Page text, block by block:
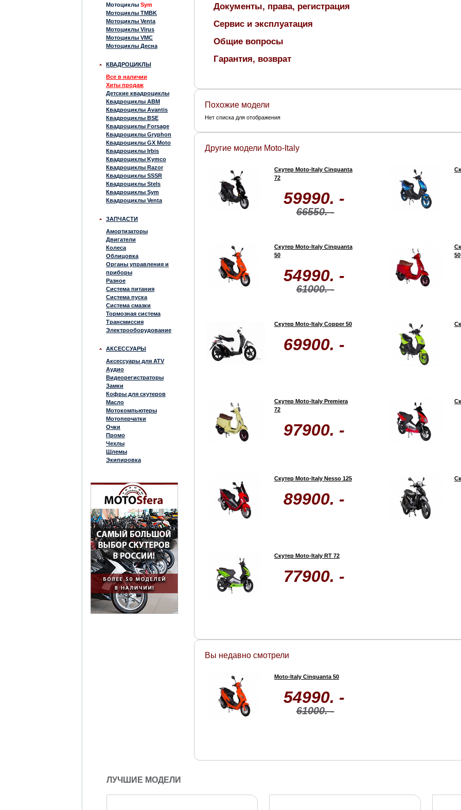
Мотоциклы Sym
Мотоциклы TMBK
Мотоциклы Venta
Мотоциклы Virus
Мотоциклы VMC
Мотоциклы Десна
КВАДРОЦИКЛЫ
Все в наличии
Хиты продаж
Детские квадроциклы
Квадроциклы ABM
Квадроциклы Avantis
Квадроциклы BSE
Квадроциклы Forsage
Квадроциклы Gryphon
Квадроциклы GX Moto
Квадроциклы Irbis
Квадроциклы Kymco
Квадроциклы Razor
Квадроциклы SSSR
Квадроциклы Stels
Квадроциклы Sym
Квадроциклы Venta
ЗАПЧАСТИ
Амортизаторы
Двигатели
Колеса
Облицовка
Органы управления и
приборы
Разное
Система питания
Система пуска
Система смазки
Тормозная система
Трансмиссия
Электрооборудование
АКСЕССУАРЫ
Аксессуары для ATV
Аудио
Видеорегистраторы
Замки
Кофры для скутеров
Масло
Мотокомпьютеры
Мотоперчатки
Очки
Промо
Чехлы
Шлемы
Экипировка
Документы, права, регистрация
Сервис и эксплуатация
Общие вопросы
Гарантия, возврат
Похожие модели
Нет списка для отображения
Другие модели Moto-Italy
Скутер Moto-Italy Cinquanta
72
59990. -
66550. -
Скутер Moto-Italy Cinquanta
50
54990. -
61000. -
50
Скутер Moto-Italy Copper 50
69900. -
Скутер Moto-Italy Premiera
72
97900. -
Скутер Moto-Italy Nesso 125
89900. -
Скутер Moto-Italy RT 72
77900. -
Вы недавно смотрели
Moto-Italy Cinquanta 50
54990. -
61000. -
ЛУЧШИЕ МОДЕЛИ